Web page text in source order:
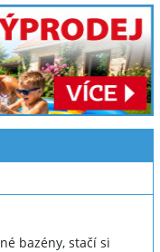
bazény, stačí si